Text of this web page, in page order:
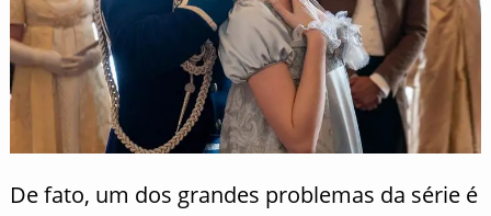
De fato, um dos grandes problemas da série é